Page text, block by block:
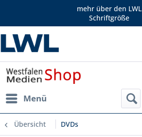
mehr über den LWL
Schriftgröße
Menü
Übersicht DVDs